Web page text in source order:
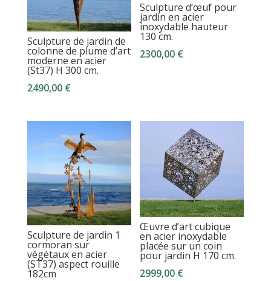
Sculpture de jardin de
colonne de plume d’art
moderne en acier
(St37) H 300 cm.
2490,00 €
Sculpture d’œuf pour
jardin en acier
inoxydable hauteur
130 cm.
2300,00 €
Sculpture de jardin 1
cormoran sur
végétaux en acier
(ST37) aspect rouille
182cm
Œuvre d’art cubique
en acier inoxydable
placée sur un coin
pour jardin H 170 cm.
2999,00 €